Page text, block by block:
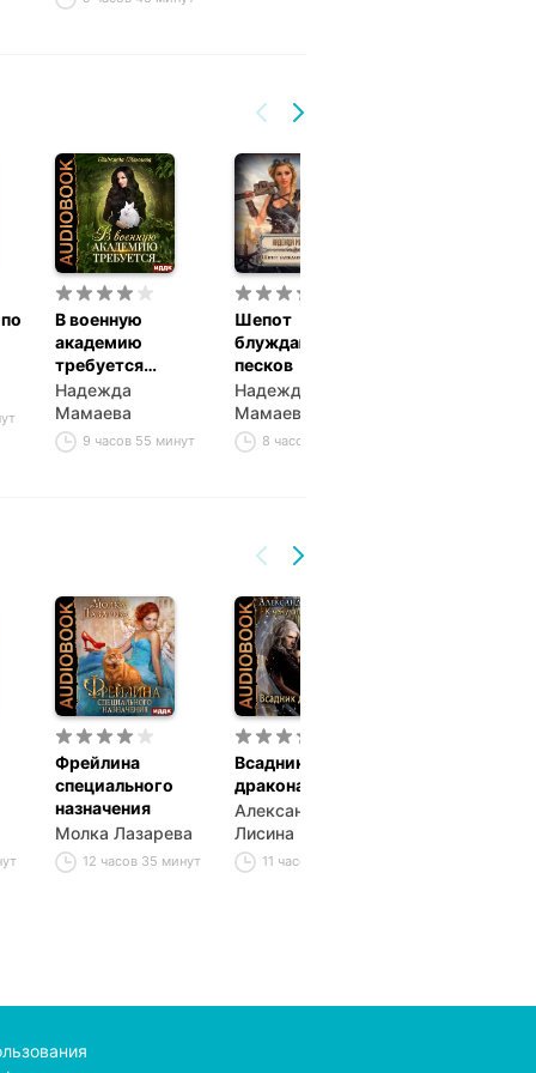
В военную
академию
требуется…
Надежда
Мамаева
9 часов 55 минут
Шепот
блуждающих
песков
Надежда
Мамаева
8 часов 24 минуты
Фрейлина
специального
назначения
Молка Лазарева
12 часов 35 минут
Всадник для
дракона
Александра
Лисина
11 часов 25 минут